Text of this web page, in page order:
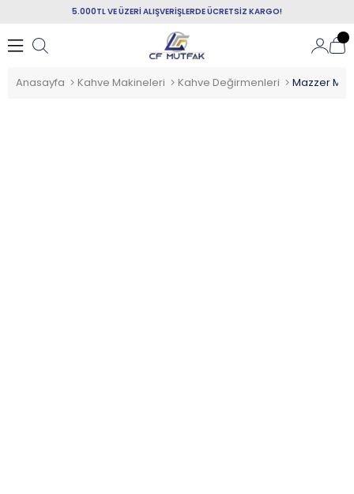
5.000TL VE ÜZERİ ALIŞVERİŞLERDE ÜCRETSİZ KARGO!
Anasayfa Kahve Makineleri Kahve Değirmenleri Mazzer